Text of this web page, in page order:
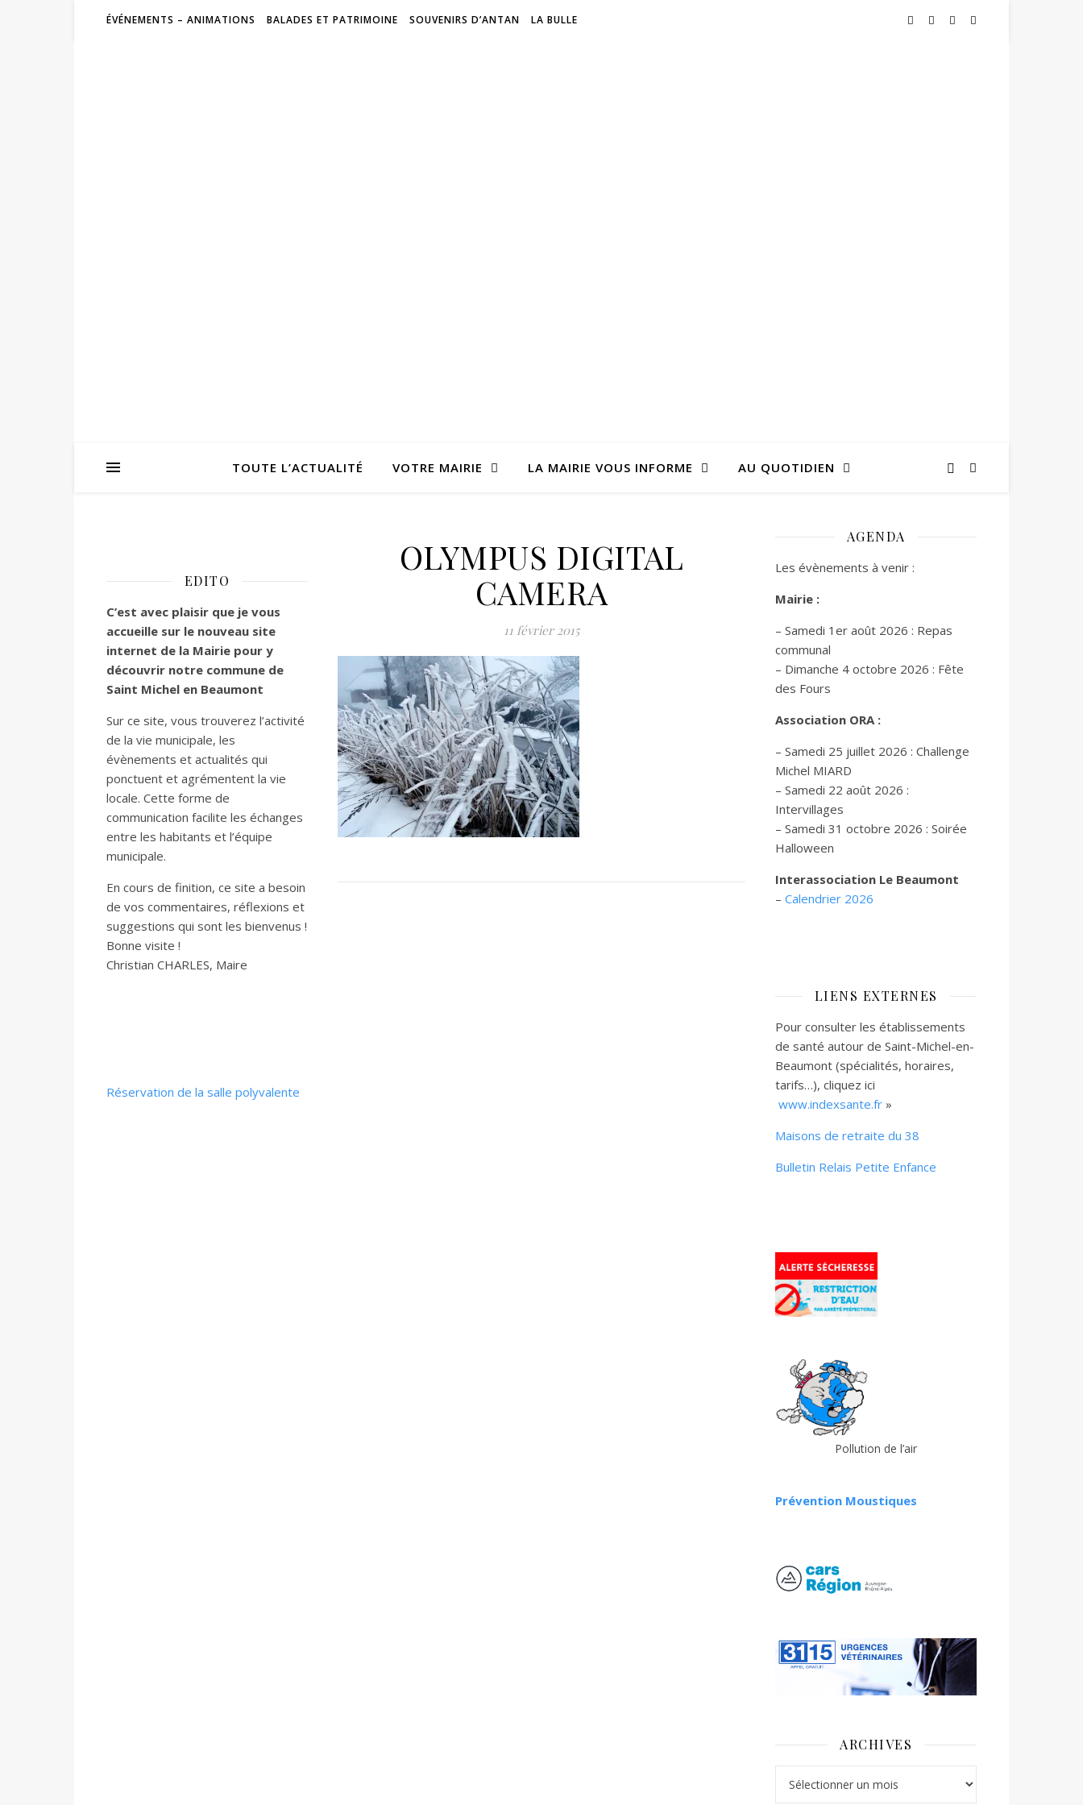
ÉVÉNEMENTS – ANIMATIONS BALADES ET PATRIMOINE SOUVENIRS D’ANTAN LA BULLE
TOUTE L’ACTUALITÉ VOTRE MAIRIE LA MAIRIE VOUS INFORME AU QUOTIDIEN
EDITO
C’est avec plaisir que je vous
accueille sur le nouveau site
internet de la Mairie pour y
découvrir notre commune de
Saint Michel en Beaumont
Sur ce site, vous trouverez l’activité
de la vie municipale, les
évènements et actualités qui
ponctuent et agrémentent la vie
locale. Cette forme de
communication facilite les échanges
entre les habitants et l’équipe
municipale.
En cours de finition, ce site a besoin
de vos commentaires, réflexions et
suggestions qui sont les bienvenus !
Bonne visite !
Christian CHARLES, Maire
Réservation de la salle polyvalente
OLYMPUS DIGITAL
CAMERA
11 février 2015
AGENDA
Les évènements à venir :
Mairie :
– Samedi 1er août 2026 : Repas
communal
– Dimanche 4 octobre 2026 : Fête
des Fours
Association ORA :
– Samedi 25 juillet 2026 : Challenge
Michel MIARD
– Samedi 22 août 2026 :
Intervillages
– Samedi 31 octobre 2026 : Soirée
Halloween
Interassociation Le Beaumont
– Calendrier 2026
LIENS EXTERNES
Pour consulter les établissements
de santé autour de Saint-Michel-en-
Beaumont (spécialités, horaires,
tarifs…), cliquez ici
www.indexsante.fr »
Maisons de retraite du 38
Bulletin Relais Petite Enfance
Pollution de l’air
Prévention Moustiques
ARCHIVES